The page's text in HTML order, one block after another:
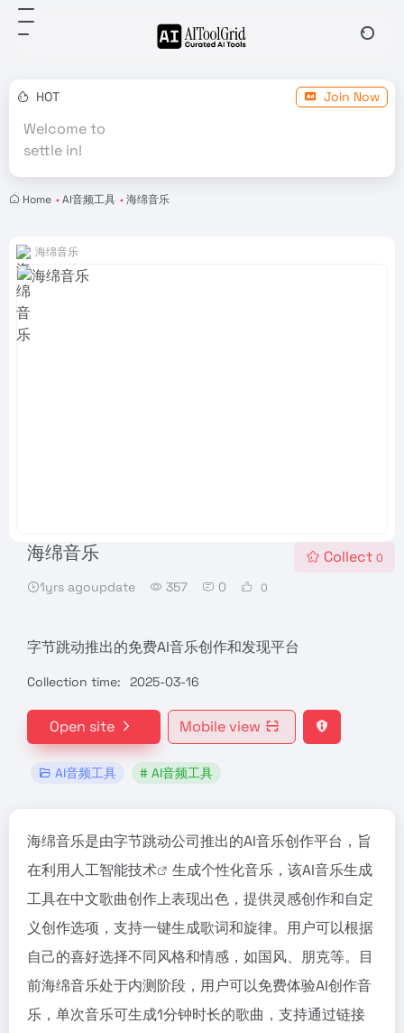
HOT Join Now
Welcome to
settle in!
Home • AI音频工具 • 海绵音乐
海绵音乐
1yrs agoupdate 357 0 0
Collect 0
字节跳动推出的免费AI音乐创作和发现平台
Collection time: 2025-03-16
Open site Mobile view
AI音频工具 # AI音频工具
海绵音乐
海绵音乐是由字节跳动公司推出的AI音乐创作平台，旨
在利用人工智能技术
生成个性化音乐，该AI音乐生成
工具在中文歌曲创作上表现出色，提供灵感创作和自定
义创作选项，支持一键生成歌词和旋律。用户可以根据
自己的喜好选择不同风格和情感，如国风、朋克等。目
前海绵音乐处于内测阶段，用户可以免费体验AI创作音
乐，单次音乐可生成1分钟时长的歌曲，支持通过链接